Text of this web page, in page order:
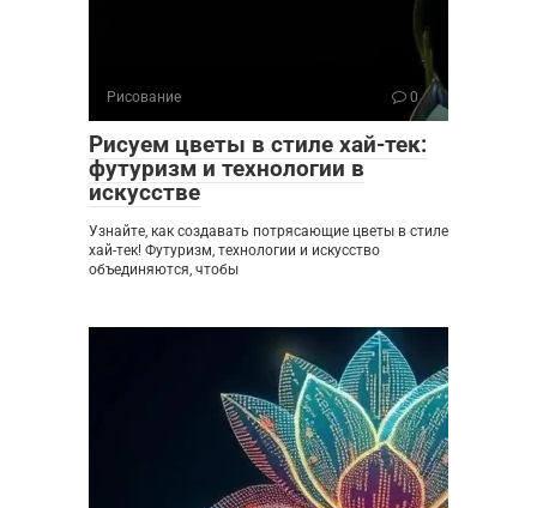
Рисование 0
Рисуем цветы в стиле хай-тек:
футуризм и технологии в
искусстве
Узнайте, как создавать потрясающие цветы в стиле
хай-тек! Футуризм, технологии и искусство
объединяются, чтобы